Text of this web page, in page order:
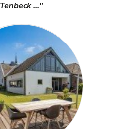
Tenbeck ..."